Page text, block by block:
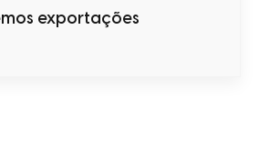
exportações